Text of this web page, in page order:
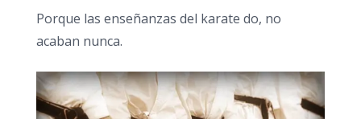
Porque las enseñanzas del karate do, no
acaban nunca.